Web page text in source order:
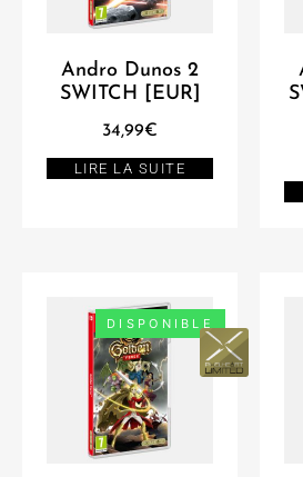
Andro Dunos 2
SWITCH [EUR]
34,99€
LIRE LA SUITE
DISPONIBLE